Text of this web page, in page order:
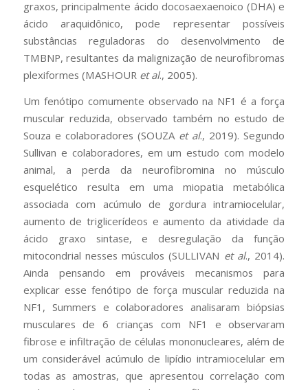
graxos, principalmente ácido docosaexaenoico (DHA) e
ácido araquidônico, pode representar possíveis
substâncias reguladoras do desenvolvimento de
TMBNP, resultantes da malignização de neurofibromas
plexiformes (MASHOUR et al., 2005).
Um fenótipo comumente observado na NF1 é a força
muscular reduzida, observado também no estudo de
Souza e colaboradores (SOUZA et al., 2019). Segundo
Sullivan e colaboradores, em um estudo com modelo
animal, a perda da neurofibromina no músculo
esquelético resulta em uma miopatia metabólica
associada com acúmulo de gordura intramiocelular,
aumento de triglicerídeos e aumento da atividade da
ácido graxo sintase, e desregulação da função
mitocondrial nesses músculos (SULLIVAN et al., 2014).
Ainda pensando em prováveis mecanismos para
explicar esse fenótipo de força muscular reduzida na
NF1, Summers e colaboradores analisaram biópsias
musculares de 6 crianças com NF1 e observaram
fibrose e infiltração de células mononucleares, além de
um considerável acúmulo de lipídio intramiocelular em
todas as amostras, que apresentou correlação com